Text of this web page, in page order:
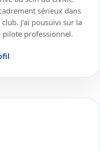
sérieux dans
J’ai pousuivi sur la
professionnel.